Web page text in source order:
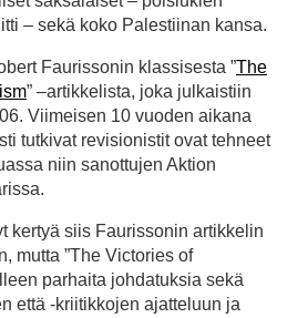
– sekä koko Palestiinan kansa.
Faurissonin klassisesta ”The
” –artikkelista, joka julkaistiin
Viimeisen 10 vuoden aikana
tutkivat revisionistit ovat tehneet
niin sanottujen Aktion
kertyä siis Faurissonin artikkelin
mutta ”The Victories of
parhaita johdatuksia sekä
että -kriitikkojen ajatteluun ja